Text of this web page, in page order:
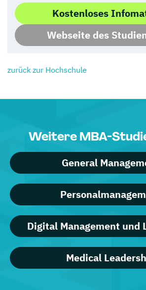
Kostenloses
Webseite des
zurück zur Hochschule
Weitere MBA-
General
Digital Management und
Medical